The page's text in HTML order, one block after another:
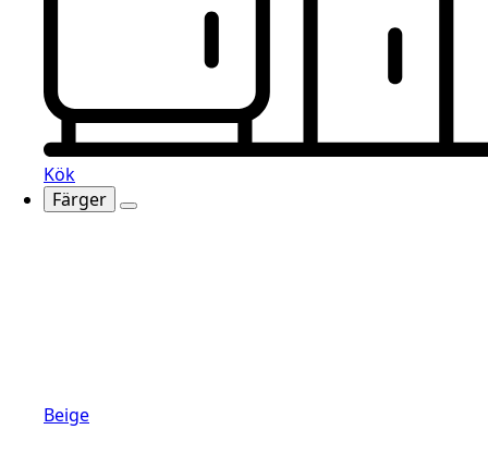
Kök
Färger
Beige